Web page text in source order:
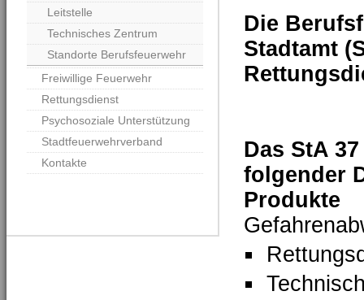
Leitstelle
Technisches Zentrum
Standorte Berufsfeuerwehr
Freiwillige Feuerwehr
Rettungsdienst
Psychosoziale Unterstützung
Stadtfeuerwehrverband
Kontakte
Die
Stadtamt
Das StA
folgender
Produkte